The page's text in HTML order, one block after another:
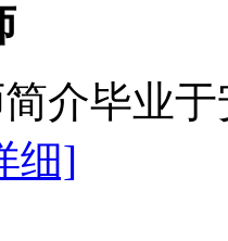
介毕业
细]